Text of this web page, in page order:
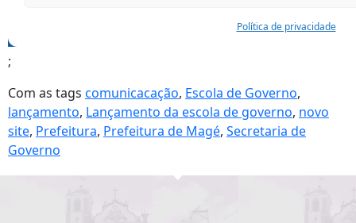
;
Com as tags comunicacação, Escola de Governo,
lançamento, Lançamento da escola de governo, novo
site, Prefeitura, Prefeitura de Magé, Secretaria de
Governo